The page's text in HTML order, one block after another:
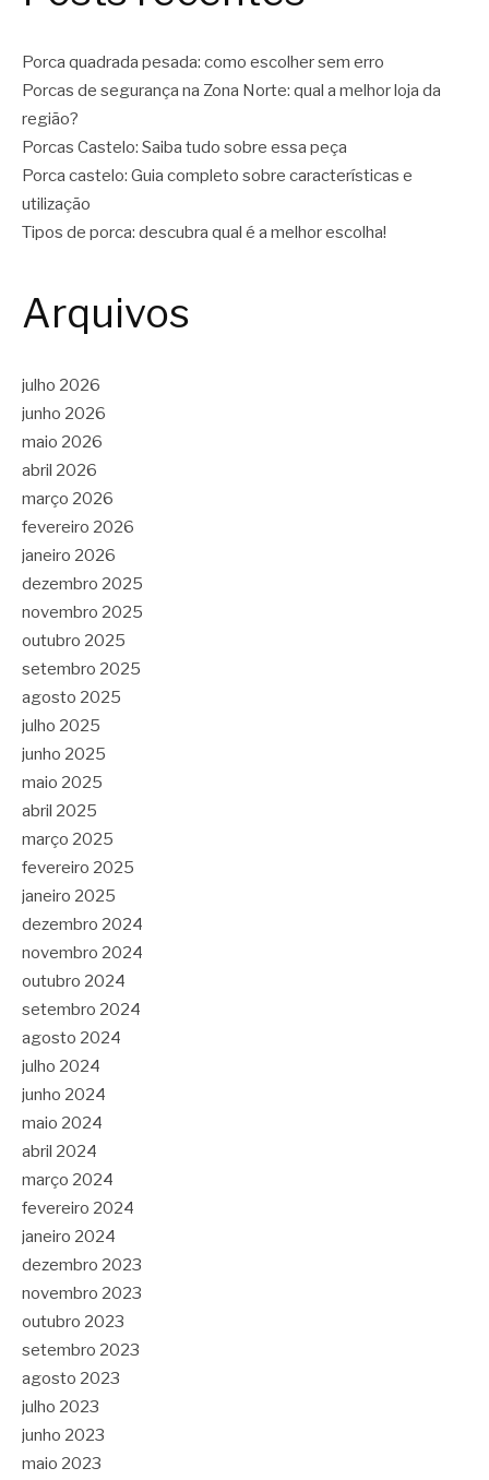
Porca quadrada pesada: como escolher sem erro
Porcas de segurança na Zona Norte: qual a melhor loja da
região?
Porcas Castelo: Saiba tudo sobre essa peça
Porca castelo: Guia completo sobre características e
utilização
Tipos de porca: descubra qual é a melhor escolha!
Arquivos
julho 2026
junho 2026
maio 2026
abril 2026
março 2026
fevereiro 2026
janeiro 2026
dezembro 2025
novembro 2025
outubro 2025
setembro 2025
agosto 2025
julho 2025
junho 2025
maio 2025
abril 2025
março 2025
fevereiro 2025
janeiro 2025
dezembro 2024
novembro 2024
outubro 2024
setembro 2024
agosto 2024
julho 2024
junho 2024
maio 2024
abril 2024
março 2024
fevereiro 2024
janeiro 2024
dezembro 2023
novembro 2023
outubro 2023
setembro 2023
agosto 2023
julho 2023
junho 2023
maio 2023